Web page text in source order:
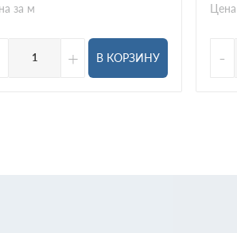
за м
+ В КОРЗИНУ -